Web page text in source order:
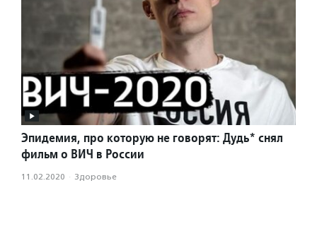
Эпидемия, про которую не говорят: Дудь* снял
фильм о ВИЧ в России
11.02.2020 · Здоровье